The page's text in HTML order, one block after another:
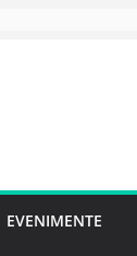
EVENIMENTE